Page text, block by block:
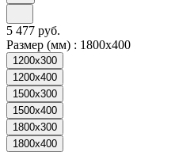
5 477 руб.
Размер (мм) : 1800х400
1200х300
1200х400
1500х300
1500х400
1800х300
1800х400